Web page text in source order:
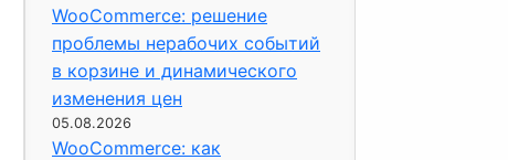
WooCommerce: решение
проблемы нерабочих событий
в корзине и динамического
изменения цен
05.08.2026
WooCommerce: как